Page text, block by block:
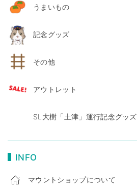
うまいもの
記念グッズ
その他
アウトレット
SL大樹「土津」運行記念グッズ
INFO
マウントショップについて